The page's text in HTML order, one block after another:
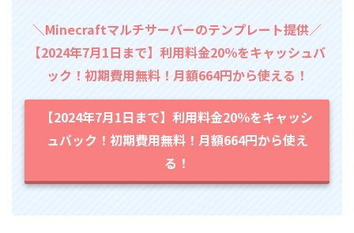
＼Minecraftマルチサーバーのテンプレート提供／
【2024年7月1日まで】利用料金20％をキャッシュバ
ック！初期費用無料！月額664円から使える！
【2024年7月1日まで】利用料金20％をキャッシ
ュバック！初期費用無料！月額664円から使え
る！